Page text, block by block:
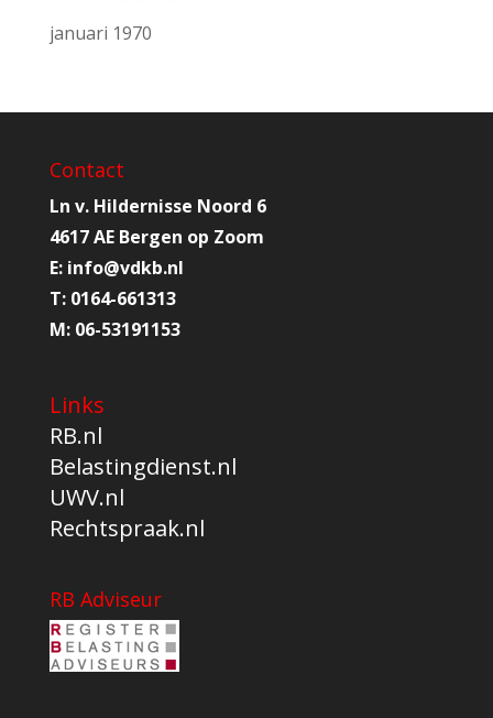
januari 1970
Contact
Ln v. Hildernisse Noord 6
4617 AE Bergen op Zoom
E: info@vdkb.nl
T: 0164-661313
M: 06-53191153
Links
RB.nl
Belastingdienst.nl
UWV.nl
Rechtspraak.nl
RB Adviseur